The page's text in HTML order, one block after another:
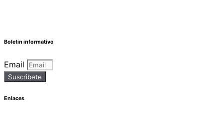
Boletin informativo
Email
Suscribete
Enlaces